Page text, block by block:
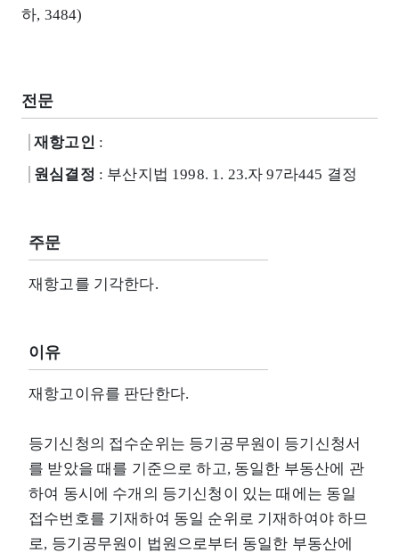
하, 3484)
전문
재항고인 :
원심결정 : 부산지법 1998. 1. 23.자 97라445 결정
주문
재항고를 기각한다.
이유
재항고이유를 판단한다.
등기신청의 접수순위는 등기공무원이 등기신청서
를 받았을 때를 기준으로 하고, 동일한 부동산에 관
하여 동시에 수개의 등기신청이 있는 때에는 동일
접수번호를 기재하여 동일 순위로 기재하여야 하므
로, 등기공무원이 법원으로부터 동일한 부동산에